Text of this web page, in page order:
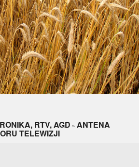
RTV, AGD » ANTENA
TELEWIZJI